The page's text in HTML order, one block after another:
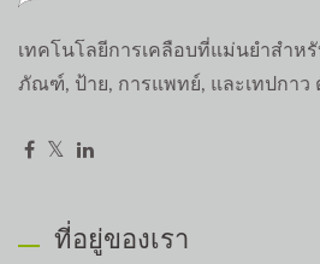
เทคโนโลยีการเคลือบที่แม่นยำสำห
ภัณฑ์, ป้าย, การแพทย์, และเทปกาว
ที่อยู่ของเรา